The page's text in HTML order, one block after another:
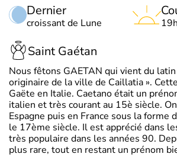
Dernier
croissant de Lune
Saint Gaétan
Nous fêtons GAETAN qui vient du
originaire de la ville de Caillatia ».
Gaëte en Italie. Caetano était un
italien et très courant au 15è siècle.
Espagne puis en France sous la forme
le 17ème siècle. Il est apprécié dans
très populaire dans les années 90.
plus rare, tout en restant un prénom